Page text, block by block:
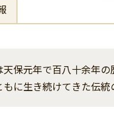
保元年で百八十余年の
に生き続けてきた伝統